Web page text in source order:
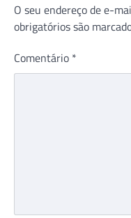
O seu endereço de e-
obrigatórios são
Comentário *